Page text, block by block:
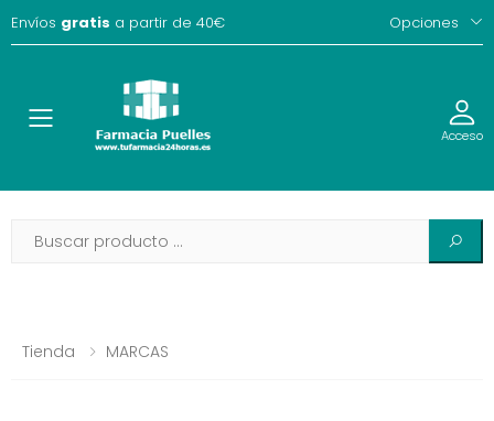
Envíos gratis a partir de 40€ Opciones
Toggle Acceso
Tienda MARCAS